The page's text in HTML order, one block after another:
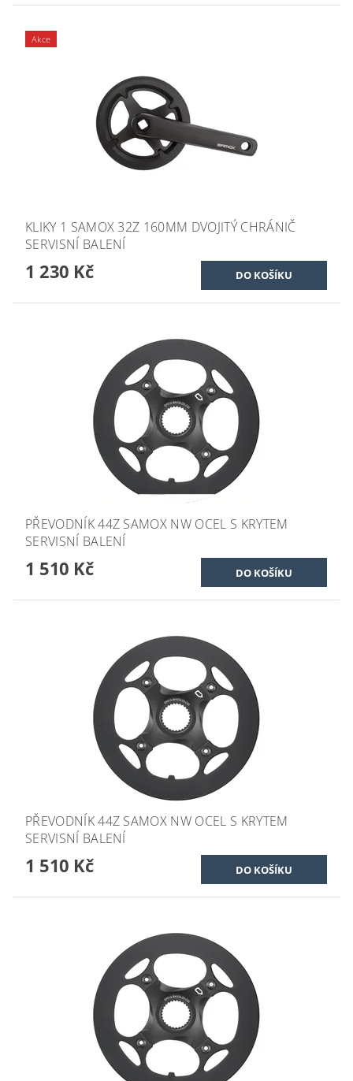
Akce
KLIKY 1 SAMOX 32Z 160MM DVOJITÝ CHRÁNIČ
SERVISNÍ BALENÍ
1 230 Kč
PŘEVODNÍK 44Z SAMOX NW OCEL S KRYTEM
SERVISNÍ BALENÍ
1 510 Kč
PŘEVODNÍK 44Z SAMOX NW OCEL S KRYTEM
SERVISNÍ BALENÍ
1 510 Kč